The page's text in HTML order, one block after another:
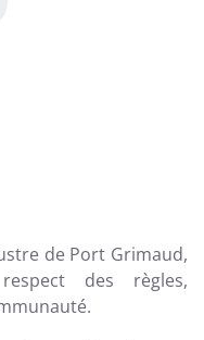
de Port Grimaud,
des règles,